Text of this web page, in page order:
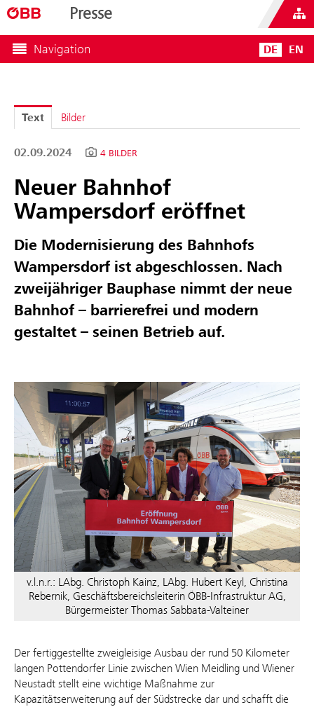
Presse
Navigation DE EN
Text Bilder
02.09.2024 4 BILDER
Neuer Bahnhof
Wampersdorf eröffnet
Die Modernisierung des Bahnhofs
Wampersdorf ist abgeschlossen. Nach
zweijähriger Bauphase nimmt der neue
Bahnhof – barrierefrei und modern
gestaltet – seinen Betrieb auf.
v.l.n.r.: LAbg. Christoph Kainz, LAbg. Hubert Keyl, Christina
Rebernik, Geschäftsbereichsleiterin ÖBB-Infrastruktur AG,
Bürgermeister Thomas Sabbata-Valteiner
Der fertiggestellte zweigleisige Ausbau der rund 50 Kilometer
langen Pottendorfer Linie zwischen Wien Meidling und Wiener
Neustadt stellt eine wichtige Maßnahme zur
Kapazitätserweiterung auf der Südstrecke dar und schafft die